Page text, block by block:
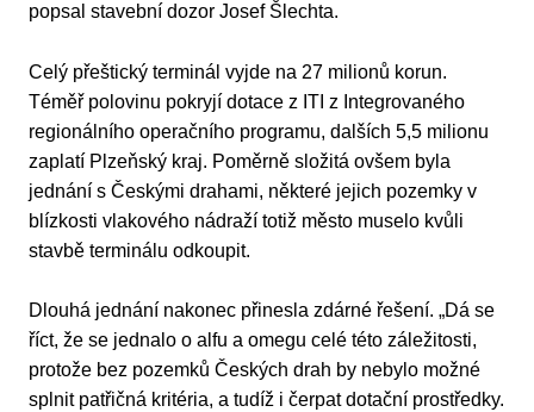
popsal stavební dozor Josef Šlechta.
Celý přeštický terminál vyjde na 27 milionů korun.
Téměř polovinu pokryjí dotace z ITI z Integrovaného
regionálního operačního programu, dalších 5,5 milionu
zaplatí Plzeňský kraj. Poměrně složitá ovšem byla
jednání s Českými drahami, některé jejich pozemky v
blízkosti vlakového nádraží totiž město muselo kvůli
stavbě terminálu odkoupit.
Dlouhá jednání nakonec přinesla zdárné řešení. „Dá se
říct, že se jednalo o alfu a omegu celé této záležitosti,
protože bez pozemků Českých drah by nebylo možné
splnit patřičná kritéria, a tudíž i čerpat dotační prostředky.